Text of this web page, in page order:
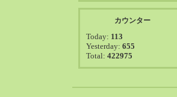
カウンター
Today: 113
Yesterday: 655
Total: 422975